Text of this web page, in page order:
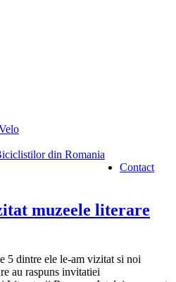
din Romania
Contact
muzeele literare
5 dintre ele le-am vizitat si noi
au raspuns invitatiei